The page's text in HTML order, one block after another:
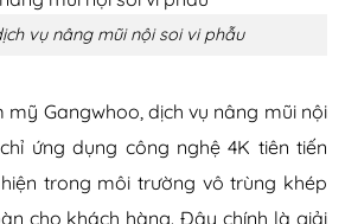
vụ nâng mũi nội soi vi phẫu
mỹ Gangwhoo, dịch vụ nâng mũi nội
ứng dụng công nghệ 4K tiên tiến
trong môi trường vô trùng khép
cho khách hàng. Đây chính là giải